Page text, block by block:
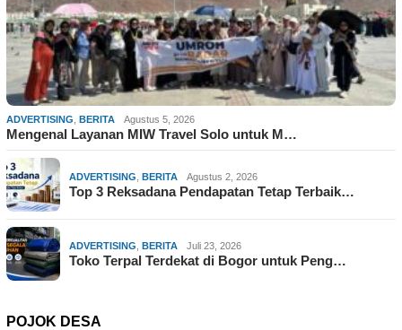
ADVERTISING BERITA Agustus 5, 2026
Mengenal Layanan MIW Travel Solo untuk M…
ADVERTISING BERITA Agustus 2, 2026
Top 3 Reksadana Pendapatan Tetap Terbaik…
ADVERTISING BERITA Juli 23, 2026
Toko Terpal Terdekat di Bogor untuk Peng…
POJOK DESA